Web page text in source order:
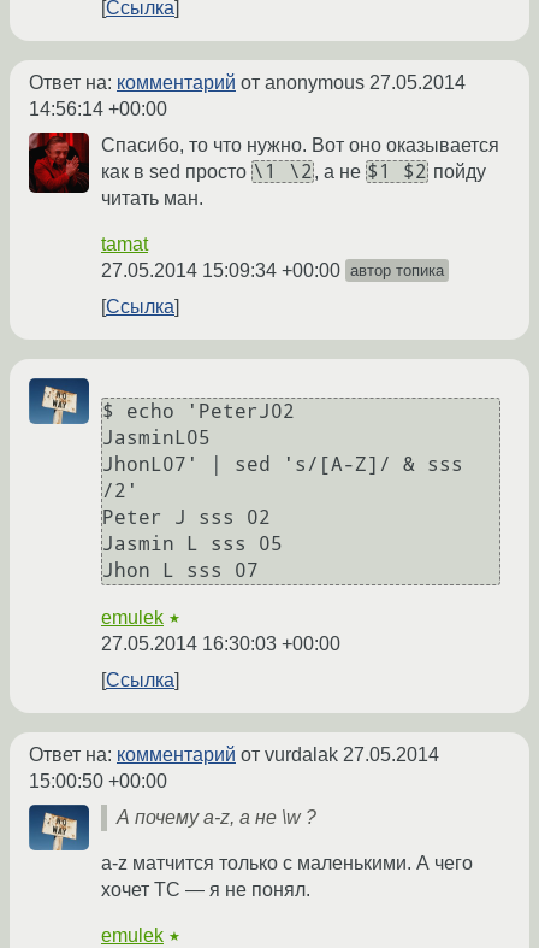
Ссылка
Ответ на: комментарий от anonymous 27.05.2014
14:56:14 +00:00
Спасибо, то что нужно. Вот оно оказывается
как в sed просто \1 \2, а не $1 $2 пойду
читать ман.
tamat
27.05.2014 15:09:34 +00:00 автор топика
Ссылка
$ echo 'PeterJ02
JasminL05
JhonL07' | sed 's/[A-Z]/ & sss
/2'
Peter J sss 02
Jasmin L sss 05
Jhon L sss 07
emulek ★
27.05.2014 16:30:03 +00:00
Ссылка
Ответ на: комментарий от vurdalak 27.05.2014
15:00:50 +00:00
А почему a-z, а не \w ?
a-z матчится только с маленькими. А чего
хочет ТС — я не понял.
emulek ★